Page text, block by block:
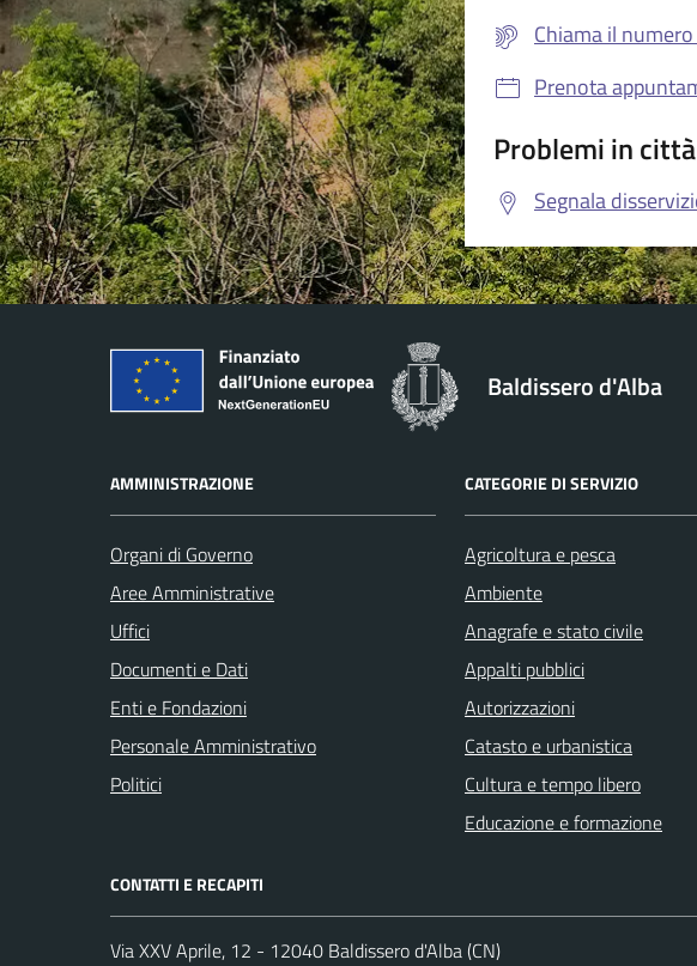
Chiama il
Prenota
Problemi in città
Segnala
Baldissero d'Alba
AMMINISTRAZIONE
Organi di Governo
Aree Amministrative
Uffici
Documenti e Dati
Enti e Fondazioni
Personale Amministrativo
Politici
CATEGORIE DI SERVIZIO
Agricoltura e pesca
Ambiente
Anagrafe e stato civile
Appalti pubblici
Autorizzazioni
Catasto e urbanistica
Cultura e tempo libero
Educazione e formazione
CONTATTI E RECAPITI
Via XXV Aprile, 12 - 12040 Baldissero d'Alba (CN)